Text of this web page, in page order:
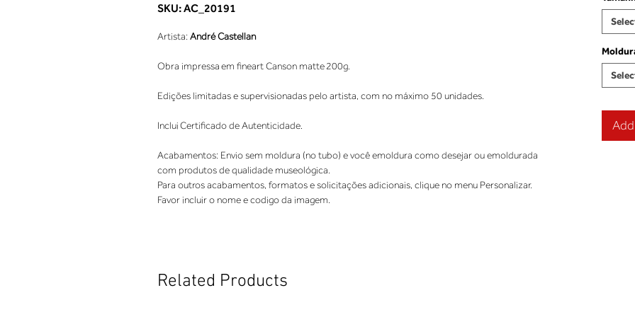
SKU: AC_20191
Artista: André Castellan
Obra impressa em fineart Canson matte 200g.
Edições limitadas e supervisionadas pelo artista, com no máximo 50 unidades.
Inclui Certificado de Autenticidade.
Acabamentos: Envio sem moldura (no tubo) e você emoldura como desejar ou emoldurada
com produtos de qualidade museológica.
Para outros acabamentos, formatos e solicitações adicionais, clique no menu Personalizar.
Favor incluir o nome e codigo da imagem.
Related Products